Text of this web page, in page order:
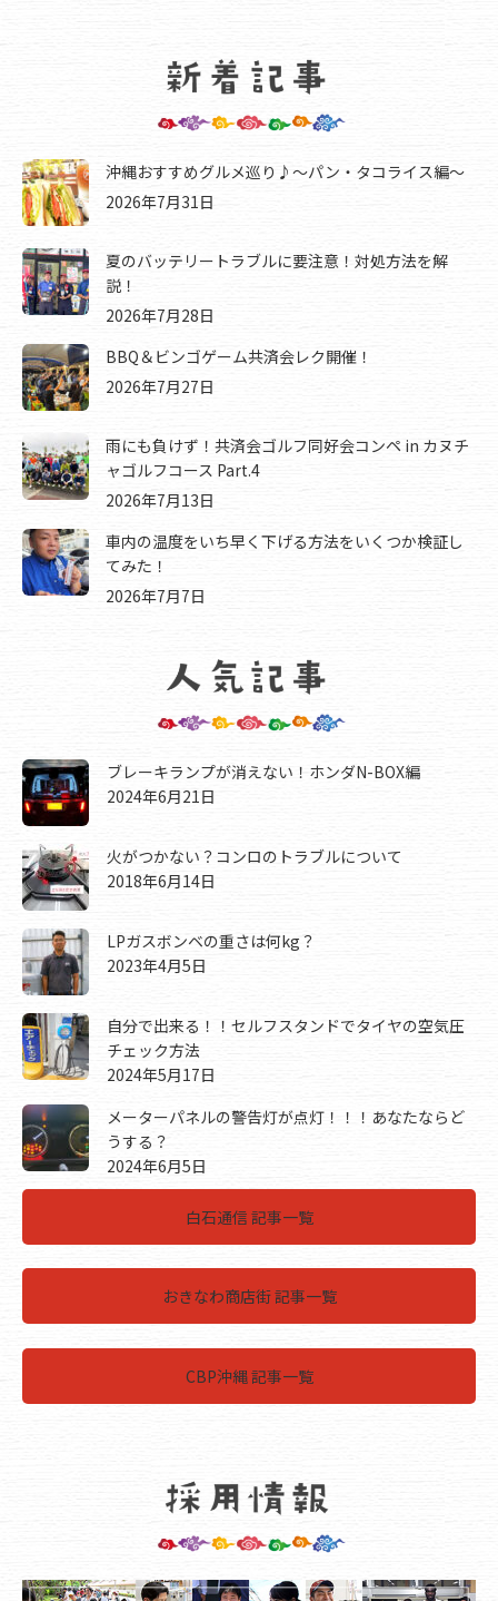
沖縄おすすめグルメ巡り♪～パン・タコライス編～
2026年7月31日
夏のバッテリートラブルに要注意！対処方法を解
説！
2026年7月28日
BBQ＆ビンゴゲーム共済会レク開催！
2026年7月27日
雨にも負けず！共済会ゴルフ同好会コンペ in カヌチ
ャゴルフコース Part.4
2026年7月13日
車内の温度をいち早く下げる方法をいくつか検証し
てみた！
2026年7月7日
ブレーキランプが消えない！ホンダN-BOX編
2024年6月21日
火がつかない？コンロのトラブルについて
2018年6月14日
LPガスボンベの重さは何kg？
2023年4月5日
自分で出来る！！セルフスタンドでタイヤの空気圧
チェック方法
2024年5月17日
メーターパネルの警告灯が点灯！！！あなたならど
うする？
2024年6月5日
白石通信 記事一覧
おきなわ商店街 記事一覧
CBP沖縄 記事一覧